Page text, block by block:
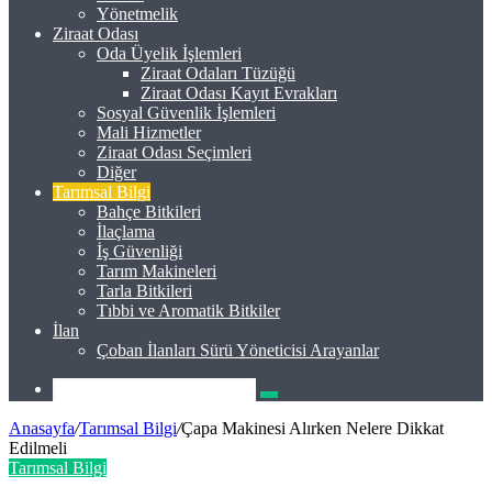
Yönetmelik
Ziraat Odası
Oda Üyelik İşlemleri
Ziraat Odaları Tüzüğü
Ziraat Odası Kayıt Evrakları
Sosyal Güvenlik İşlemleri
Mali Hizmetler
Ziraat Odası Seçimleri
Diğer
Tarımsal Bilgi
Bahçe Bitkileri
İlaçlama
İş Güvenliği
Tarım Makineleri
Tarla Bitkileri
Tıbbi ve Aromatik Bitkiler
İlan
Çoban İlanları Sürü Yöneticisi Arayanlar
Arama
yap
...
Anasayfa/Tarımsal Bilgi/Çapa Makinesi Alırken Nelere Dikkat
Edilmeli
Tarımsal Bilgi